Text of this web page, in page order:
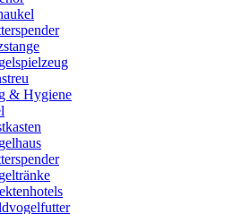
& Hygiene